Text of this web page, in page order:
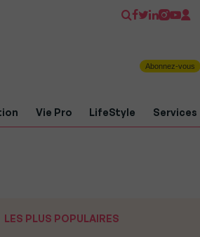
Abonnez-vous
Vie Pro LifeStyle Services
LES PLUS POPULAIRES